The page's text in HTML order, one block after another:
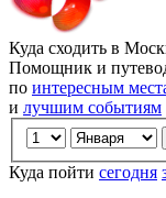
Куда сходить в
Помощник и
по интересным
и лучшим событиям
Куда пойти сегодня